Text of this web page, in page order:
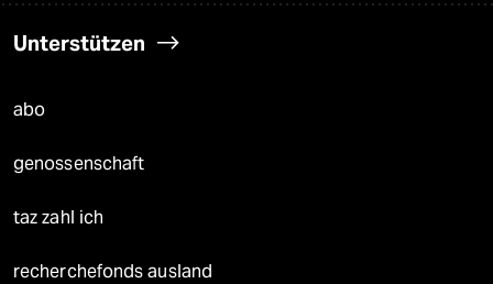
Unterstützen
abo
genossenschaft
taz zahl ich
recherchefonds ausland